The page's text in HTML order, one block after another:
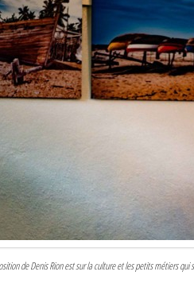
de Denis Rion est sur la culture et les petits métiers